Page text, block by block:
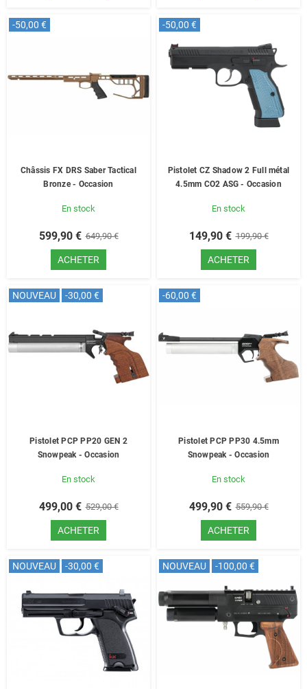
-50,00 €
Châssis FX DRS Saber Tactical
Bronze - Occasion
En stock
599,90 € 649,90 €
ACHETER
-50,00 €
Pistolet CZ Shadow 2 Full métal
4.5mm CO2 ASG - Occasion
En stock
149,90 € 199,90 €
ACHETER
-30,00 €
NOUVEAU
Pistolet PCP PP20 GEN 2
Snowpeak - Occasion
En stock
499,00 € 529,00 €
ACHETER
-60,00 €
Pistolet PCP PP30 4.5mm
Snowpeak - Occasion
En stock
499,90 € 559,90 €
ACHETER
-30,00 €
NOUVEAU -100,00 €
NOUVEAU